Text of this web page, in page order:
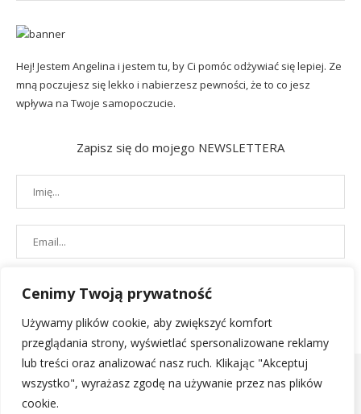
Cenimy Twoją prywatność
Używamy plików cookie, aby zwiększyć komfort
przeglądania strony, wyświetlać spersonalizowane reklamy
lub treści oraz analizować nasz ruch. Klikając "Akceptuj
wszystko", wyrażasz zgodę na używanie przez nas plików
cookie.
Hej! Jestem Angelina i jestem tu, by Ci pomóc odżywiać się lepiej. Ze
mną poczujesz się lekko i nabierzesz pewności, że to co jesz
wpływa na Twoje samopoczucie.
Zapisz się do mojego NEWSLETTERA